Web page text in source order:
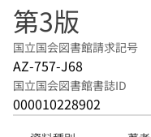
第3版
国立国会図書館請求記号
AZ-757-J68
国立国会図書館書誌ID
000010228902